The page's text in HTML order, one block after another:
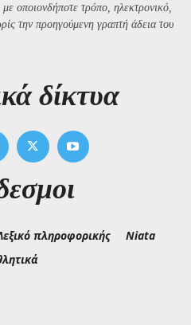
οποιονδήποτε τρόπο, ηλεκτρονικό,
την προηγούμενη γραπτή άδεια του
δίκτυα
πληροφορικής
Niata